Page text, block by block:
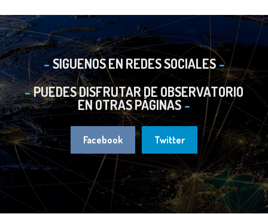
SIGUENOS EN REDES SOCIALES
PUEDES DISFRUTAR DE OBSERVATORIO
EN OTRAS PÁGINAS
Facebook Twitter